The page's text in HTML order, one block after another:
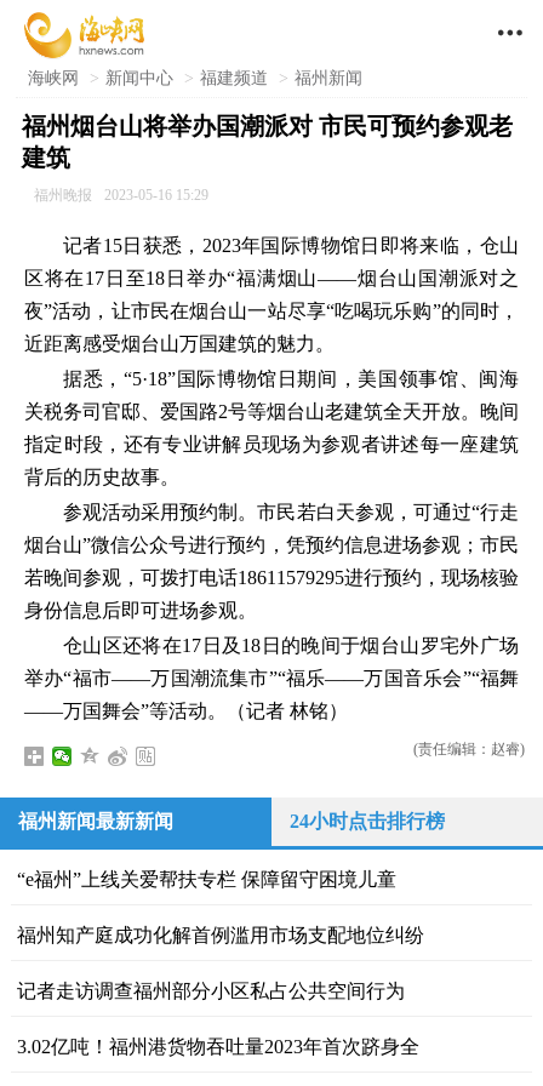

海峡网 > 新闻中心 > 福建频道 > 福州新闻
福州烟台山将举办国潮派对 市民可预约参观老
建筑
福州晚报 2023-05-16 15:29
记者15日获悉，2023年国际博物馆日即将来临，仓山
区将在17日至18日举办“福满烟山——烟台山国潮派对之
夜”活动，让市民在烟台山一站尽享“吃喝玩乐购”的同时，
近距离感受烟台山万国建筑的魅力。
据悉，“5·18”国际博物馆日期间，美国领事馆、闽海
关税务司官邸、爱国路2号等烟台山老建筑全天开放。晚间
指定时段，还有专业讲解员现场为参观者讲述每一座建筑
背后的历史故事。
参观活动采用预约制。市民若白天参观，可通过“行走
烟台山”微信公众号进行预约，凭预约信息进场参观；市民
若晚间参观，可拨打电话18611579295进行预约，现场核验
身份信息后即可进场参观。
仓山区还将在17日及18日的晚间于烟台山罗宅外广场
举办“福市——万国潮流集市”“福乐——万国音乐会”“福舞
——万国舞会”等活动。（记者 林铭）
(责任编辑：赵睿)
福州新闻最新新闻 24小时点击排行榜
“e福州”上线关爱帮扶专栏 保障留守困境儿童
福州知产庭成功化解首例滥用市场支配地位纠纷
记者走访调查福州部分小区私占公共空间行为
3.02亿吨！福州港货物吞吐量2023年首次跻身全